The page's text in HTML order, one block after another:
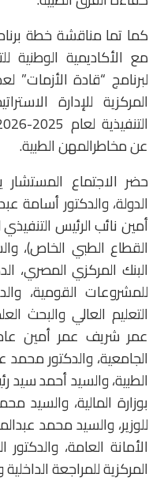
كما تما مناقشة خطة
مع الأكاديمية
المركزية للإدارة
عن مخاطرالمهن الطبية.
حضر الاجتماع
الدولة، والدكتور أسامة
أمين نائب الرئيس
القطاع الطبي الخاص)،
البنك المركزي المصري،
للمشروعات القومية،
التعليم العالي والبحث
عمر شريف عمر أمين
الجامعية، والدكتور
الطبية، والسيد أحمد سيد
بوزارة المالية، والسيد
للوزير، والسيد محمد
الأمانة العامة،
المركزية للمراجعة